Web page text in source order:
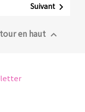
Suivant 
en haut 